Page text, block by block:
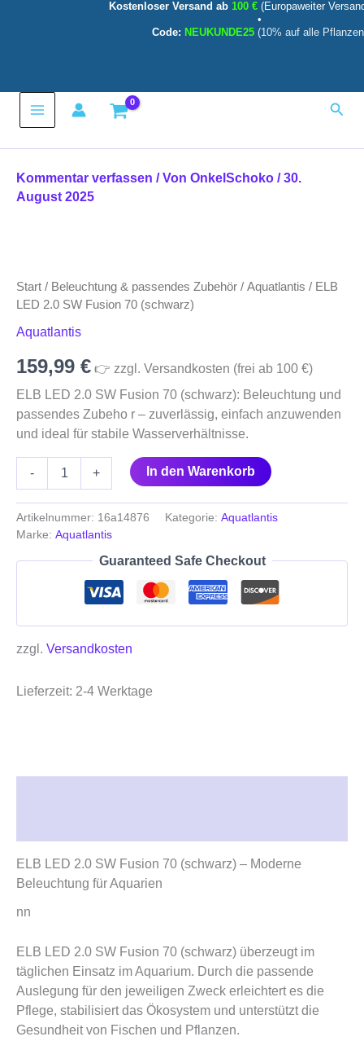
Kostenloser Versand ab 100 € (Europaweiter
•
Code: NEUKUNDE25 (10% auf alle
Main
Kommentar verfassen / Von OnkelSchoko /30.
August 2025
Start / Beleuchtung & passendes Zubehör / Aquatlantis / ELB
LED 2.0 SW Fusion 70 (schwarz)
Aquatlantis
159,99 € 👉 zzgl. Versandkosten (frei ab 100 €)
ELB LED 2.0 SW Fusion 70 (schwarz): Beleuchtung und
passendes Zubeho r – zuverlässig, einfach anzuwenden
und ideal für stabile Wasserverhältnisse.
-
SW
Fusion
(schwarz)
+ In den Warenkorb
Artikelnummer: 16a14876 Kategorie: Aquatlantis
Marke: Aquatlantis
Guaranteed Safe Checkout
zzgl. Versandkosten
Lieferzeit: 2-4 Werktage
ELB LED 2.0 SW Fusion 70 (schwarz) – Moderne
Beleuchtung für Aquarien
nn
ELB LED 2.0 SW Fusion 70 (schwarz) überzeugt im
täglichen Einsatz im Aquarium. Durch die passende
Auslegung für den jeweiligen Zweck erleichtert es die
Pflege, stabilisiert das Ökosystem und unterstützt die
Gesundheit von Fischen und Pflanzen.